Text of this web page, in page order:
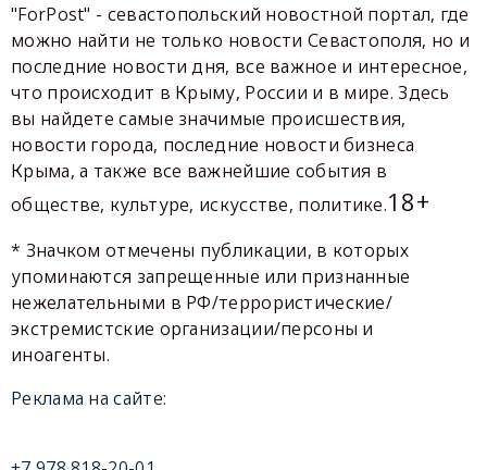
"ForPost" - севастопольский новостной портал, где
можно найти не только новости Севастополя, но и
последние новости дня, все важное и интересное,
что происходит в Крыму, России и в мире. Здесь
вы найдете самые значимые происшествия,
новости города, последние новости бизнеса
Крыма, а также все важнейшие события в
обществе, культуре, искусстве, политике.18+
* Значком отмечены публикации, в которых
упоминаются запрещенные или признанные
нежелательными в РФ/террористические/
экстремистские организации/персоны и
иноагенты.
Реклама на сайте: